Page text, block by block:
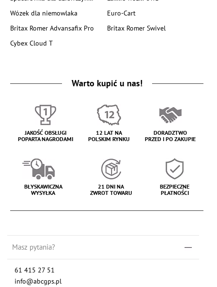
Wózek dla niemowlaka
Euro-Cart
Britax Romer Advansafix Pro
Britax Romer Swivel
Cybex Cloud T
Warto kupić u nas!
JAKOŚĆ OBSŁUGI
POPARTA NAGRODAMI
12 LAT NA
POLSKIM RYNKU
DORADZTWO
PRZED I PO ZAKUPIE
BŁYSKAWICZNA
WYSYŁKA
21 DNI NA
ZWROT TOWARU
BEZPIECZNE
PŁATNOŚCI
Masz pytania?
61 415 27 51
info@abcgps.pl